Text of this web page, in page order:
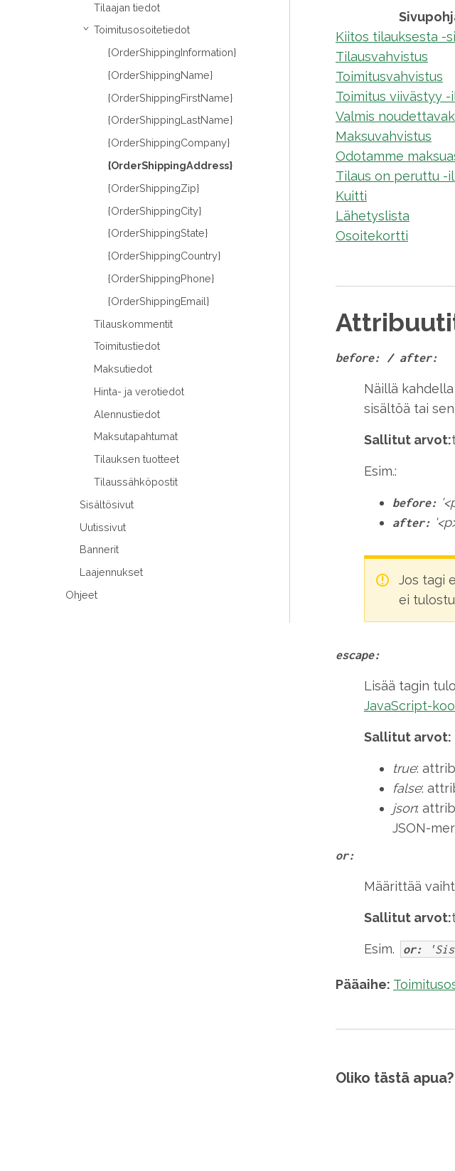
Tilaajan tiedot
› Toimitusosoitetiedot
{OrderShippingInformation}
{OrderShippingName}
{OrderShippingFirstName}
{OrderShippingLastName}
{OrderShippingCompany}
{OrderShippingAddress}
{OrderShippingZip}
{OrderShippingCity}
{OrderShippingState}
{OrderShippingCountry}
{OrderShippingPhone}
{OrderShippingEmail}
Tilauskommentit
Toimitustiedot
Maksutiedot
Hinta- ja verotiedot
Alennustiedot
Maksutapahtumat
Tilauksen tuotteet
Tilaussähköpostit
Sisältösivut
Uutissivut
Bannerit
Laajennukset
Ohjeet
Kiitos tilauksesta -
Tilausvahvistus
Toimitusvahvistus
Toimitus viivästyy -
Valmis
Maksuvahvistus
Odotamme
Tilaus on peruttu -
Kuitti
Lähetyslista
Osoitekortti
before: / after:
Näillä
sisältöä tai
Sallitut arvot:
Esim.:
before:
after:
Jos tagi
ei
escape:
Lisää tagin
JavaScript-
Sallitut arvot:
true:
false:
json:
JSON-
or:
Määrittää
Sallitut arvot:
Esim. or:
Pääaihe:
Oliko tästä apua?